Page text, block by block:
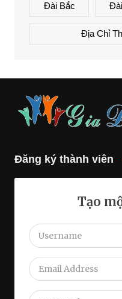
Đài Bắc
Địa Chỉ
Đăng ký thành viên
Tạo